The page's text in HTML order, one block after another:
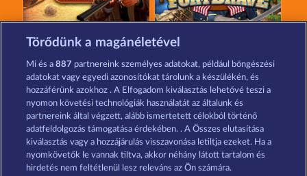
Western Jack Fort Brave
Robin & his girl Mallorca Wilds
Törődünk a magánéletével
Mi és a887 partnereink személyes adatokat, például böngészési
adatokat vagy egyedi azonosítókat tárolunk a készülékén, és
hozzáférünk azokhoz . A Elfogadom kiválasztás lehetővé teszi a
nyomon követési technológiák használatát az általunk és
partnereink által végzett, alább ismertetett célokból történő
adatfeldolgozás támogatása érdekében. . A Összes elutasítása
kiválasztás vagy a hozzájárulás visszavonása letiltja ezeket. Ha a
nyomkövetők le vannak tiltva, akkor néhány látott tartalom és
hirdetés nem feltétlenül lesz releváns az Ön számára.